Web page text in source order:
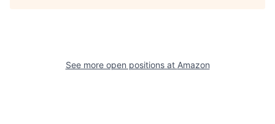
See more open positions at Amazon